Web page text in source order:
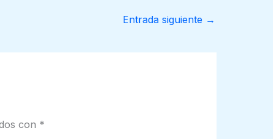
Entrada siguiente →
con *